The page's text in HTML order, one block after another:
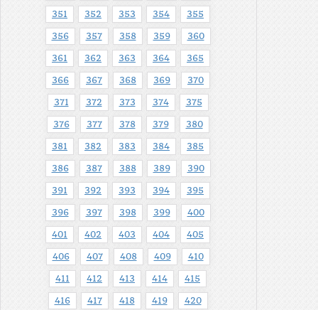
351 352 353 354 355
356 357 358 359 360
361 362 363 364 365
366 367 368 369 370
371 372 373 374 375
376 377 378 379 380
381 382 383 384 385
386 387 388 389 390
391 392 393 394 395
396 397 398 399 400
401 402 403 404 405
406 407 408 409 410
411 412 413 414 415
416 417 418 419 420